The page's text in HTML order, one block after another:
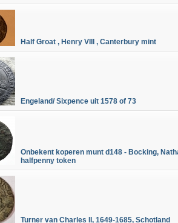
Half Groat , Henry VIII , Canterbury mint
Engeland/ Sixpence uit 1578 of 73
Onbekent koperen munt d148 - Bocking,
halfpenny token
Turner van Charles II, 1649-1685, Schotland